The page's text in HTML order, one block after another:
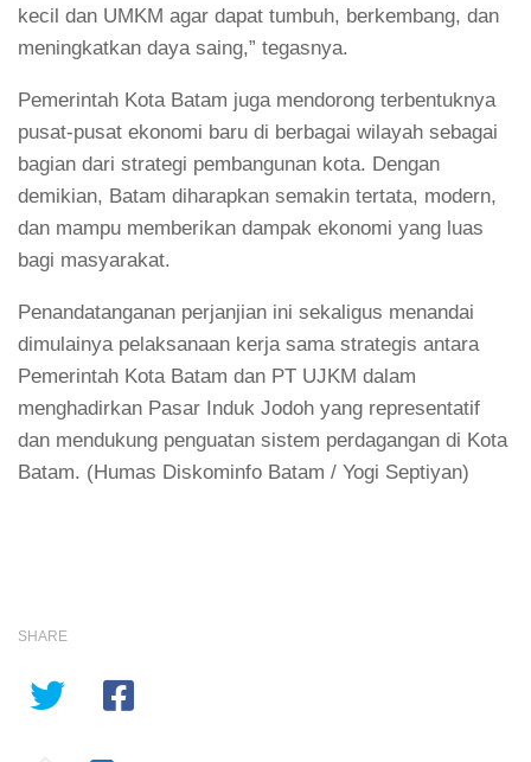
kecil dan UMKM agar dapat tumbuh, berkembang, dan
meningkatkan daya saing,” tegasnya.
Pemerintah Kota Batam juga mendorong terbentuknya
pusat-pusat ekonomi baru di berbagai wilayah sebagai
bagian dari strategi pembangunan kota. Dengan
demikian, Batam diharapkan semakin tertata, modern,
dan mampu memberikan dampak ekonomi yang luas
bagi masyarakat.
Penandatanganan perjanjian ini sekaligus menandai
dimulainya pelaksanaan kerja sama strategis antara
Pemerintah Kota Batam dan PT UJKM dalam
menghadirkan Pasar Induk Jodoh yang representatif
dan mendukung penguatan sistem perdagangan di Kota
Batam. (Humas Diskominfo Batam / Yogi Septiyan)
SHARE